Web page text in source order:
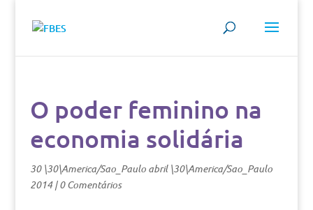
O poder feminino na
economia solidária
30 \30\America/Sao_Paulo abril \30\America/Sao_Paulo
2014|0 Comentários